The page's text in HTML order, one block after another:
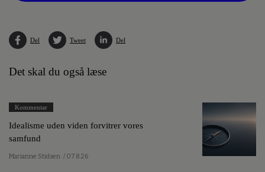
Del Tweet Del
Det skal du også læse
Kommentar
Idealisme uden viden forvitrer vores
samfund
Marianne Stidsen / 07.8.26